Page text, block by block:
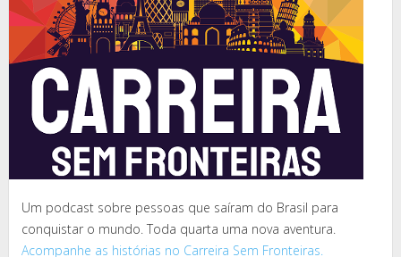
Um podcast sobre pessoas que saíram do Brasil para
conquistar o mundo. Toda quarta uma nova aventura.
Acompanhe as histórias no Carreira Sem Fronteiras.